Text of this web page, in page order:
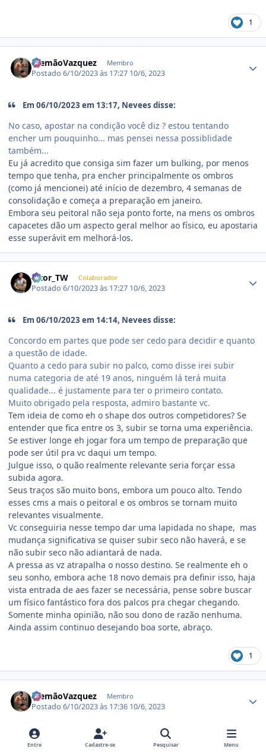
1
AlemãoVazquez Membro
Postado6/10/2023 às 17:27 10/6, 2023
Em 06/10/2023 em 13:17, Nevees disse:
No caso, apostar na condição você diz ? estou tentando
encher um pouquinho... mas pensei nessa possiblidade
também...
Eu já acredito que consiga sim fazer um bulking, por menos
tempo que tenha, pra encher principalmente os ombros
(como já mencionei) até início de dezembro, 4 semanas de
consolidação e começa a preparação em janeiro.
Embora seu peitoral não seja ponto forte, na mens os ombros
capacetes dão um aspecto geral melhor ao físico, eu apostaria
esse superávit em melhorá-los.
Vitor_TW Colaborador
Postado6/10/2023 às 17:27 10/6, 2023
Em 06/10/2023 em 14:14, Nevees disse:
Concordo em partes que pode ser cedo para decidir e quanto
a questão de idade.
Quanto a cedo para subir no palco, como disse irei subir
numa categoria de até 19 anos, ninguém lá terá muita
qualidade... é justamente para ter o primeiro contato.
Muito obrigado pela resposta, admiro bastante vc.
Tem ideia de como eh o shape dos outros competidores? Se
entender que fica entre os 3, subir se torna uma experiência.
Se estiver longe eh jogar fora um tempo de preparação que
pode ser útil pra vc daqui um tempo.
Julgue isso, o quão realmente relevante seria forçar essa
subida agora.
Seus traços são muito bons, embora um pouco alto. Tendo
esses cms a mais o peitoral e os ombros se tornam muito
relevantes visualmente.
Vc conseguiria nesse tempo dar uma lapidada no shape, mas
mudança significativa se quiser subir seco não haverá, e se
não subir seco não adiantará de nada.
A pressa as vz atrapalha o nosso destino. Se realmente eh o
seu sonho, embora ache 18 novo demais pra definir isso, haja
vista entrada de aes fazer se necessária, pense sobre buscar
um físico fantástico fora dos palcos pra chegar chegando.
Somente minha opinião, não sou dono de razão nenhuma.
Ainda assim continuo desejando boa sorte, abraço.
1
AlemãoVazquez Membro
Postado6/10/2023 às 17:36 10/6, 2023
Em 06/10/2023 em 14:27, Vitor_Maromba disse:
Entre Cadastre-se Pesquisar Menu